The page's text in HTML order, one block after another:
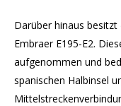
Darüber hinaus besitzt
Embraer E195-E2.
aufgenommen und
spanischen Halbinsel